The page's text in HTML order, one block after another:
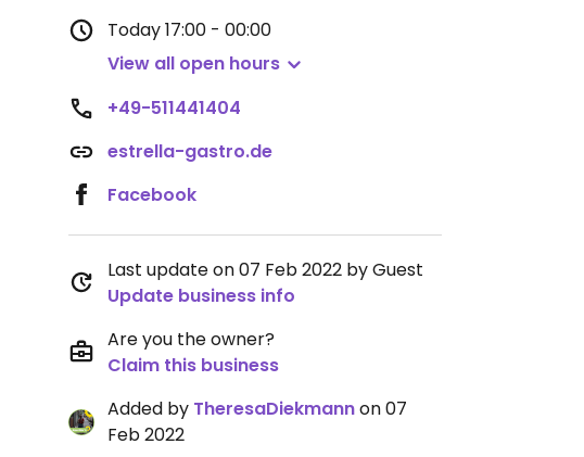
Today17:00 - 00:00
View all open hours
+49-511441404
estrella-gastro.de
Facebook
Last update on 07 Feb 2022 by Guest
Update business info
Are you the owner?
Claim this business
Added by TheresaDiekmannon 07
Feb 2022